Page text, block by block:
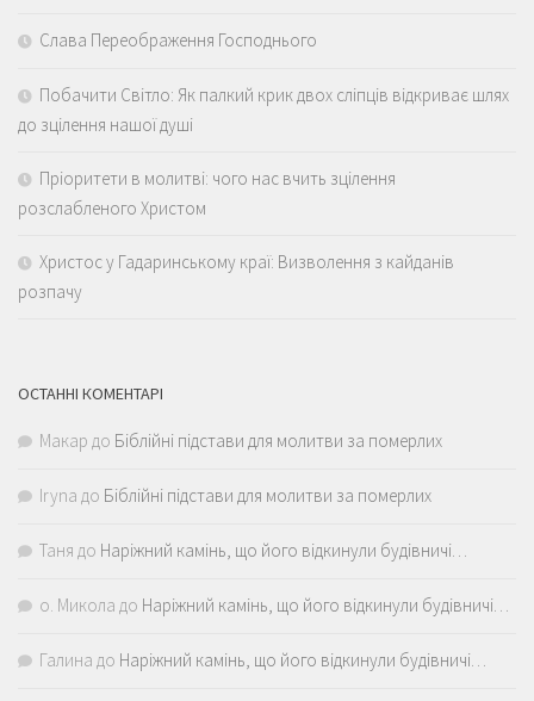
Слава Переображення Господнього
Побачити Світло: Як палкий крик двох сліпців відкриває шлях
до зцілення нашої душі
Пріоритети в молитві: чого нас вчить зцілення
розслабленого Христом
Христос у Гадаринському краї: Визволення з кайданів
розпачу
ОСТАННІ КОМЕНТАРІ
Макар до Біблійні підстави для молитви за померлих
Iryna до Біблійні підстави для молитви за померлих
Таня до Наріжний камінь, що його відкинули будівничі…
о. Микола до Наріжний камінь, що його відкинули будівничі…
Галина до Наріжний камінь, що його відкинули будівничі…